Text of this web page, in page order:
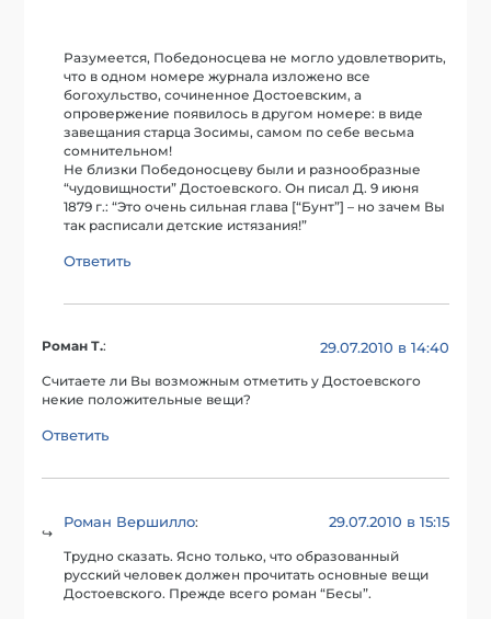
Разумеется, Победоносцева не могло удовлетворить,
что в одном номере журнала изложено все
богохульство, сочиненное Достоевским, а
опровержение появилось в другом номере: в виде
завещания старца Зосимы, самом по себе весьма
сомнительном!
Не близки Победоносцеву были и разнообразные
“чудовищности” Достоевского. Он писал Д. 9 июня
1879 г.: “Это очень сильная глава [“Бунт”] – но зачем Вы
так расписали детские истязания!”
Ответить
Роман Т.: 29.07.2010 в 14:40
Считаете ли Вы возможным отметить у Достоевского
некие положительные вещи?
Ответить
Роман Вершилло: 29.07.2010 в 15:15
Трудно сказать. Ясно только, что образованный
русский человек должен прочитать основные вещи
Достоевского. Прежде всего роман “Бесы”.